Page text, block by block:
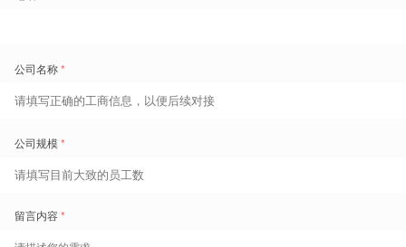
△ 盖雅 34Learning 资深解决方案总监刘哲华